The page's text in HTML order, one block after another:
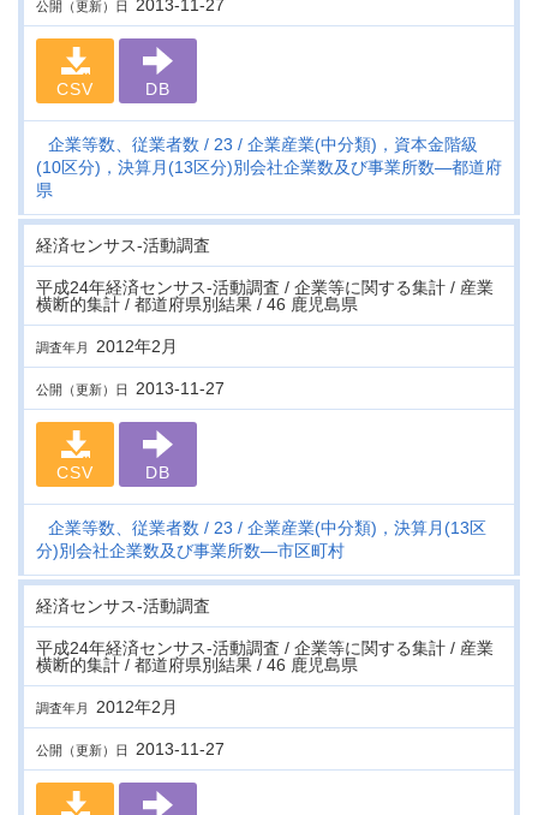
公開（更新）日 2013-11-27
CSV DB
企業等数、従業者数 23
企業産業(中分類)，資本金階級
(10区分)，決算月(13区分)別会社企業数及び事業所数―都道府
県
経済センサス‐活動調査
平成24年経済センサス‐活動調査 / 企業等に関する集計 / 産業
横断的集計 / 都道府県別結果 / 46 鹿児島県
調査年月 2012年2月
公開（更新）日 2013-11-27
CSV DB
企業等数、従業者数 23
企業産業(中分類)，決算月(13区
分)別会社企業数及び事業所数―市区町村
経済センサス‐活動調査
平成24年経済センサス‐活動調査 / 企業等に関する集計 / 産業
横断的集計 / 都道府県別結果 / 46 鹿児島県
調査年月 2012年2月
公開（更新）日 2013-11-27